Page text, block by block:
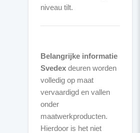
niveau tilt.
Belangrijke informatie
Svedexdeuren worden
volledig op maat
vervaardigd en vallen
onder
maatwerkproducten.
Hierdoor is het niet